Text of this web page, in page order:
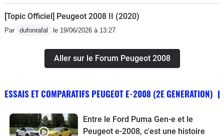
[Topic Officiel] Peugeot 2008 II (2020)
Par dufonrafal le 19/06/2026 à 13:27
Aller sur le Forum Peugeot 2008
ESSAIS ET COMPARATIFS PEUGEOT E-2008 (2E GENERATION)
Entre le Ford Puma Gen-e et le
Peugeot e-2008, c'est une histoire